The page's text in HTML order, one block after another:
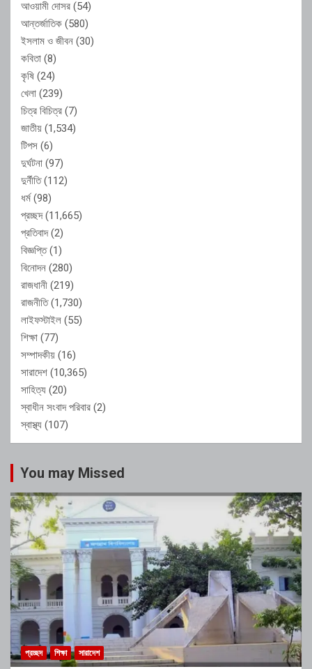
আওয়ামী দোসর (54)
আন্তর্জাতিক (580)
ইসলাম ও জীবন (30)
কবিতা (8)
কৃষি (24)
খেলা (239)
চিত্র বিচিত্র (7)
জাতীয় (1,534)
টিপস (6)
দুর্ঘটনা (97)
দুর্নীতি(112)
ধর্ম(98)
প্রচ্ছদ(11,665)
প্রতিবাদ(2)
বিজ্ঞপ্তি(1)
বিনোদন (280)
রাজধানী (219)
রাজনীতি(1,730)
লাইফস্টাইল (55)
শিক্ষা (77)
সম্পাদকীয় (16)
সারাদেশ (10,365)
সাহিত্য (20)
স্বাধীন সংবাদ পরিবার (2)
স্বাস্থ্য (107)
You may Missed
প্রচ্ছদ শিক্ষা সারাদেশ